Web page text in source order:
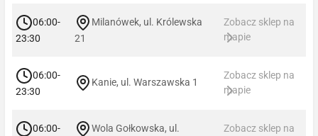
06:00-
23:30
Milanówek, ul. Królewska
21
Zobacz sklep na
mapie
06:00-
23:30
Kanie, ul. Warszawska 1
Zobacz sklep na
mapie
06:00-
Wola Gołkowska, ul.
Zobacz sklep na